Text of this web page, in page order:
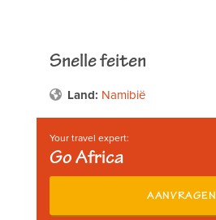
Snelle feiten
Land: Namibië
Your travel expert:
Go Africa
AANVRAGEN